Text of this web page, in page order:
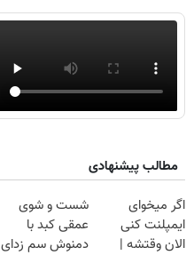
مطالب پیشنهادی
اگر میخوای
ایمپلنت کنی
الان وقتشه |
شست و شوی
عمقی کبد با
دمنوش سم زدای